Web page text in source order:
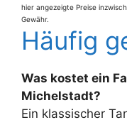
hier angezeigte Preise
Gewähr.
Häufig
Was kostet ein
Michelstadt?
Ein klassischer